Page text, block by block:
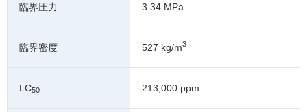
臨界圧力 3.34 MPa
臨界密度 527 kg/m3
LC50 213,000 ppm